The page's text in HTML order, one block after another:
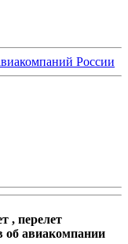
России
, перелет
об авиакомпании